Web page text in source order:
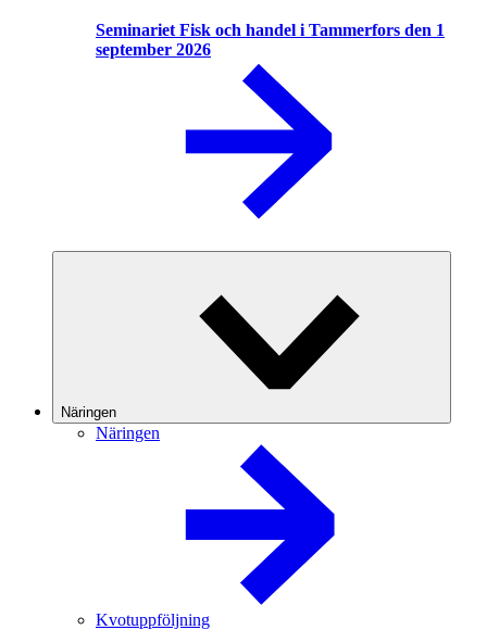
Seminariet Fisk och handel i Tammerfors den 1
september 2026
Näringen
Näringen
Kvotuppföljning